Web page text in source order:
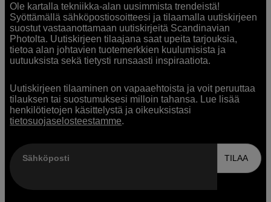
Ole kartalla tekniikka-alan uusimmista trendeistä!
Syöttämällä sähköpostiosoitteesi ja tilaamalla uutiskirjeen
suostut vastaanottamaan uutiskirjeitä Scandinavian
Photolta. Uutiskirjeen tilaajana saat upeita tarjouksia,
tietoa alan johtavien tuotemerkkien kuulumisista ja
uutuuksista sekä tietysti runsaasti inspiraatiota.
Uutiskirjeen tilaaminen on vapaaehtoista ja voit peruuttaa
tilauksen tai suostumuksesi milloin tahansa. Lue lisää
henkilötietojen käsittelystä ja oikeuksistasi
tietosuojaselosteestamme.
Sähköposti TILAA